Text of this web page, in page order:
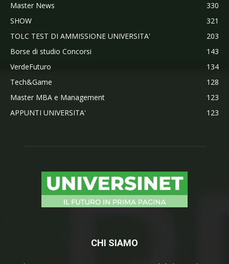
Master News
330
SHOW
321
TOLC TEST DI AMMISSIONE UNIVERSITA'
203
Borse di studio Concorsi
143
VerdeFuturo
134
Tech&Game
128
Master MBA e Management
123
APPUNTI UNIVERSITA'
123
CHI SIAMO